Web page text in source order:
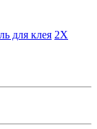
для клея 2Х